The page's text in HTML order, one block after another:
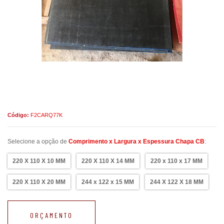
Código: F2CARQ77K
Selecione a opção de Comprimento x Largura x Espessura Chapa CB:
220 X 110 X 10 MM 220 X 110 X 14 MM 220 x 110 x 17 MM
220 X 110 X 20 MM 244 x 122 x 15 MM 244 X 122 X 18 MM
ORÇAMENTO